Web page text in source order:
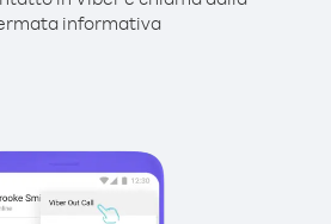
informativa